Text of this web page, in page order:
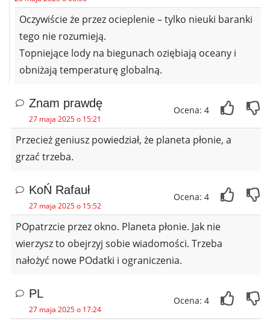
Oczywiście że przez ocieplenie – tylko nieuki baranki
tego nie rozumieją.
Topniejące lody na biegunach oziębiają oceany i
obniżają temperaturę globalną.
Znam prawdę
27 maja 2025 o 15:21
Ocena: 4
Przecież geniusz powiedział, że planeta płonie, a
grzać trzeba.
KoŃ Rafauł
27 maja 2025 o 15:52
Ocena: 4
POpatrzcie przez okno. Planeta płonie. Jak nie
wierzysz to obejrzyj sobie wiadomości. Trzeba
nałożyć nowe POdatki i ograniczenia.
PL
27 maja 2025 o 17:24
Ocena: 4